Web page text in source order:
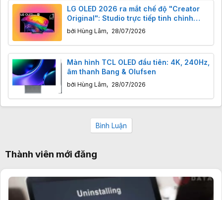
LG OLED 2026 ra mắt chế độ "Creator
Original": Studio trực tiếp tinh chỉnh
hình ảnh TV
bởi Hùng Lâm, 28/07/2026
Màn hình TCL OLED đầu tiên: 4K, 240Hz,
âm thanh Bang & Olufsen
bởi Hùng Lâm, 28/07/2026
Bình Luận
Thành viên mới đăng